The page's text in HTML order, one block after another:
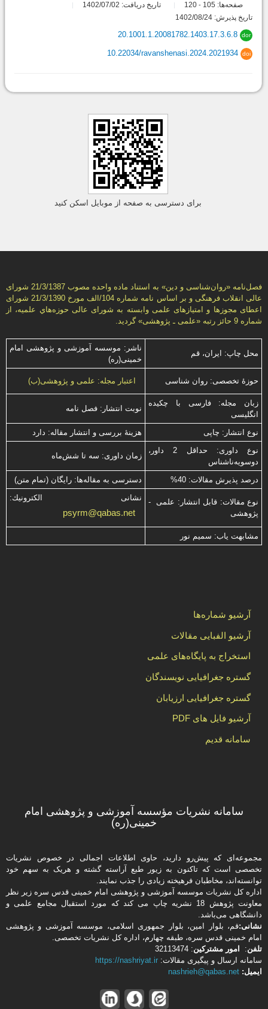
صفحه‌ها: 105
-
تاریخ دریافت: 1402/07/02
تاریخ پذیرش: 1402/08/24
dor
20.1001.1.20081782.1403.17.3.6.8
doi
10.22034/ravanshenasi.2024.2021934
برای دسترسی به صفحه از موبایل اسکن کنید
فصل‌نامه «روان‌شناسی و دين» به استناد ماده واحده مصوب 21/3/1387 شورای
عالی انقلاب فرهنگی و بر اساس نامه شماره 104/الف مورخ 21/3/1390 شورای
اعطای مجوزها و امتيازهای علمی وابسته به شورای عالی حوزه‌هاي علميه، از
شماره 9 حائز رتبه «علمی ـ پژوهشی» گرديد.
محل چاپ: ایران، قم
ناشر: موسسه آموزشی و پژوهشی امام
خمینی(ره)
حوزۀ تخصصی: روان شناسی اعتبار مجله: علمی و پژوهشی(ب)
زبان مجله: فارسی با چكیده
انگلیسی
نوبت انتشار: فصل نامه
نوع انتشار: چاپی
هزینۀ بررسی و انتشار مقاله: دارد
نوع داوری: حداقل 2 داور،
دوسویه‌ناشناس
زمان داوری: سه تا شش‌ماه
درصد پذیرش مقالات: 40% دسترسی به مقاله‌ها: رایگان (تمام متن)
نوع مقالات: قابل انتشار: علمی -
پژوهشی
نشانی الكترونیك:
psyrm@qabas.net
مشابهت ياب: سميم نور
آرشیو شماره‌ها
آرشیو الفبایی مقالات
استخراج به پایگاه‌های علمی
گستره جغرافیایی نویسندگان
گستره جغرافیایی ارزیابان
آرشیو فایل های PDF
سامانه قدیم
سامانه نشریات مؤسسه آموزشی و پژوهشی امام
خمینی(ره)
مجموعه‌ای که پیش‌رو دارید،‌ حاوی اطلاعات اجمالی در خصوص نشریات
تخصصی است که تاکنون به زیور طبع آراسته گشته و هریک به سهم خود
توانسته‌اند، مخاطبان فرهیخته‌ زیادی را جذب نمایند.
اداره كل نشریات موسسه آموزشی و پژوهشی امام خمینی قدس سره زیر نظر
معاونت پژوهش 18 نشریه چاپ می کند که مورد استقبال مجامع علمی و
دانشگاهی می‌باشد.
نشانی:قم، بلوار امین، بلوار جمهوری اسلامی، موسسه آموزشی و پژوهشی
امام خمینی قدس سره، طبقه چهارم، اداره كل نشریات تخصصی.
تلفن: امور مشتركین: 32113474
سامانه ارسال و پیگیری مقالات: https://nashriyat.ir
ایمیل: nashrieh@qabas.net